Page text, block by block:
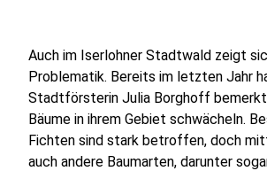
Auch im Iserlohner Stadtwald zeigt
Problematik. Bereits im letzten Jahr
Stadtförsterin Julia Borghoff
Bäume in ihrem Gebiet schwächeln.
Fichten sind stark betroffen, doch
auch andere Baumarten, darunter